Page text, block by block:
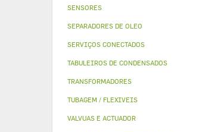
SENSORES
SEPARADORES DE OLEO
SERVIÇOS CONECTADOS
TABULEIROS DE CONDENSADOS
TRANSFORMADORES
TUBAGEM / FLEXIVEIS
VALVUAS E ACTUADOR